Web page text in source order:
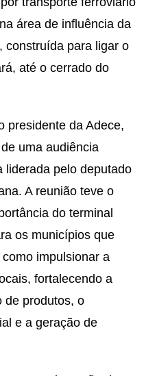
área de influência da
construída para ligar o
até o cerrado do
presidente da Adece,
uma audiência
liderada pelo deputado
A reunião teve o
do terminal
os municípios que
impulsionar a
fortalecendo a
de produtos, o
e a geração de